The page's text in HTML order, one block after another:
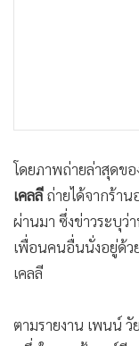
โดยภาพถ่ายล่าสุดขอ
เคลลีถ่ายได้จากร้าน
ผ่านมา ซึ่งข่าวระบุว่
เพื่อนคนอื่นนั่งอยู่ด้ว
เคลลี
ตามรายงาน เพนน์